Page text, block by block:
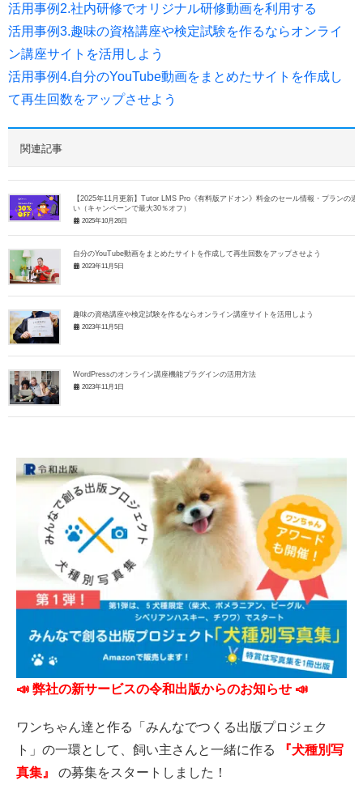
活用事例2.社内研修でオリジナル研修動画を利用する
活用事例3.趣味の資格講座や検定試験を作るならオンライ
ン講座サイトを活用しよう
活用事例4.自分のYouTube動画をまとめたサイトを作成し
て再生回数をアップさせよう
関連記事
【2025年11月更新】Tutor LMS Pro《有料版アドオン》料金のセール情報・プランの違
い（キャンペーンで最大30％オフ）
2025年10月26日
自分のYouTube動画をまとめたサイトを作成して再生回数をアップさせよう
2023年11月5日
趣味の資格講座や検定試験を作るならオンライン講座サイトを活用しよう
2023年11月5日
WordPressのオンライン講座機能プラグインの活用方法
2023年11月1日
📣 弊社の新サービスの令和出版からのお知らせ 📣
ワンちゃん達と作る「みんなでつくる出版プロジェク
ト」の一環として、飼い主さんと一緒に作る
『犬種別写
真集』
の募集をスタートしました！